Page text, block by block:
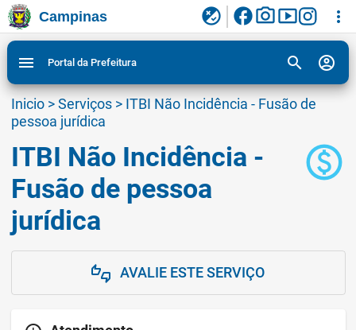
Ir para conteudo
Ir para menu do site da Prefeitura de Campinas
Ligar/Desligar contraste visual de tela para
acessibilidade
3
Campinas flaky facebookphoto_camerasmart_display more_vert
menu Portal da Prefeitura search account_circle
Inicio>Serviços> ITBI Não Incidência - Fusão de
pessoa jurídica
paid
ITBI Não Incidência -
Fusão de pessoa
jurídica
thumbs_up_down AVALIE ESTE SERVIÇO